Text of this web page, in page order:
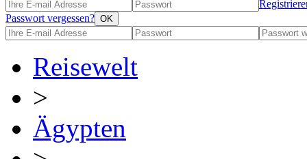
Passwort vergessen?
Reisewelt
>
Ägypten